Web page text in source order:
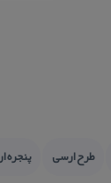
طرح ارسی پنجره